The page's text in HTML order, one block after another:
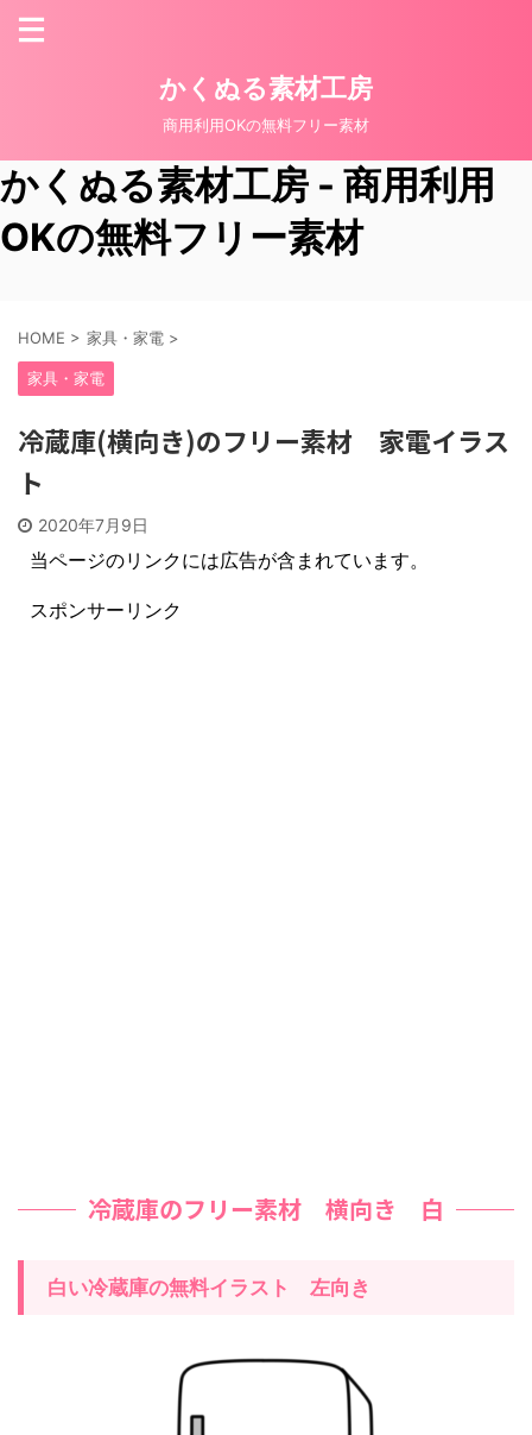
かくぬる素材工房
商用利用OKの無料フリー素材
かくぬる素材工房 - 商用利用
OKの無料フリー素材
HOME > 家具・家電 >
家具・家電
冷蔵庫(横向き)のフリー素材 家電イラス
ト
2020年7月9日
当ページのリンクには広告が含まれています。
スポンサーリンク
冷蔵庫のフリー素材 横向き 白
白い冷蔵庫の無料イラスト 左向き